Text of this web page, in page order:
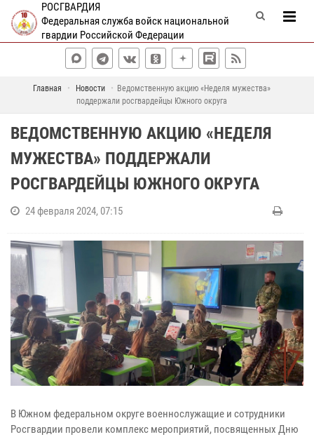
РОСГВАРДИЯ
Федеральная служба войск национальной
гвардии Российской Федерации
Главная Новости
Ведомственную акцию «Неделя мужества»
поддержали росгвардейцы Южного округа
ВЕДОМСТВЕННУЮ АКЦИЮ «НЕДЕЛЯ
МУЖЕСТВА» ПОДДЕРЖАЛИ
РОСГВАРДЕЙЦЫ ЮЖНОГО ОКРУГА
24 февраля 2024, 07:15
В Южном федеральном округе военнослужащие и сотрудники
Росгвардии провели комплекс мероприятий, посвященных Дню